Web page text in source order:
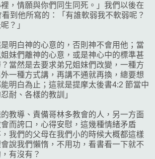
裡，情願與你們同生同死。」我們以後在
到他所寫的：「有誰軟弱我不軟弱呢？
？」
明白神的心意的，否則神不會用他；當
妹們離神的心意，或是神心中的標準甚
當然是去要求弟兄姐妹們改變，一種方
一種方式講，再講不通就再換，總要想
明白為止；這就是提摩太後書4:2 節當中
耐、各樣的教訓」
教導、責備哥林多教會的人，另一方面
而誇口，心得安慰，這幾種情緒矛盾
我們的父母在我們小的時候大概都這樣
說我們懶惰，不用功，看書看一下就不
有沒有？